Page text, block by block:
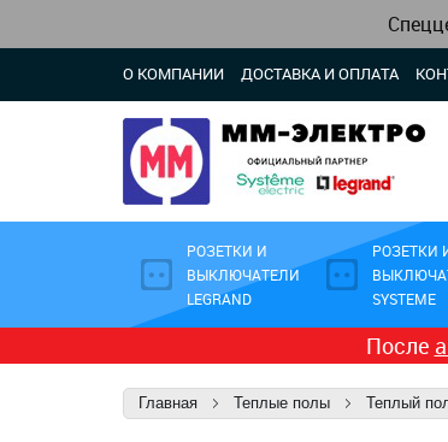
О КОМПАНИИ ДОСТАВКА И ОПЛАТА
РОЗЕТКИ И
ВЫКЛЮЧАТЕЛИ
LEGRAND
РОЗЕТКИ
SYSTEME
После
Главная Теплые полы Теплый